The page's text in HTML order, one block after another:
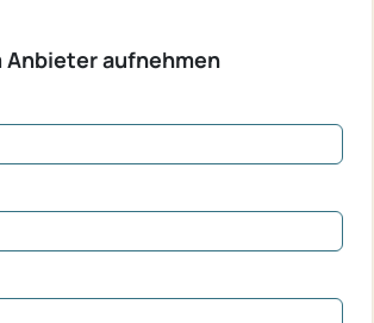
Anbieter aufnehmen